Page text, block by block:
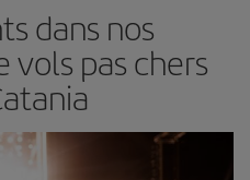
dans nos
vols pas chers